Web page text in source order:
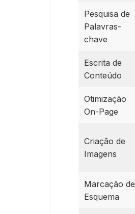
Pesquisa de
Palavras-
chave
Escrita de
Conteúdo
Otimização
On-Page
Criação de
Imagens
Marcação de
Esquema